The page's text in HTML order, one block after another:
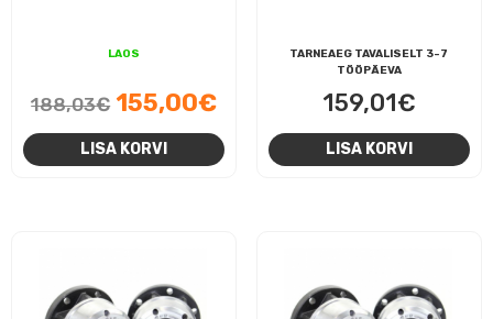
LAOS
188,03€ Algne
hind
oli:
155,00€Praegune
hind
on:
LISA KORVI
TARNEAEG TAVALISELT 3-7
TÖÖPÄEVA
159,01€
LISA KORVI